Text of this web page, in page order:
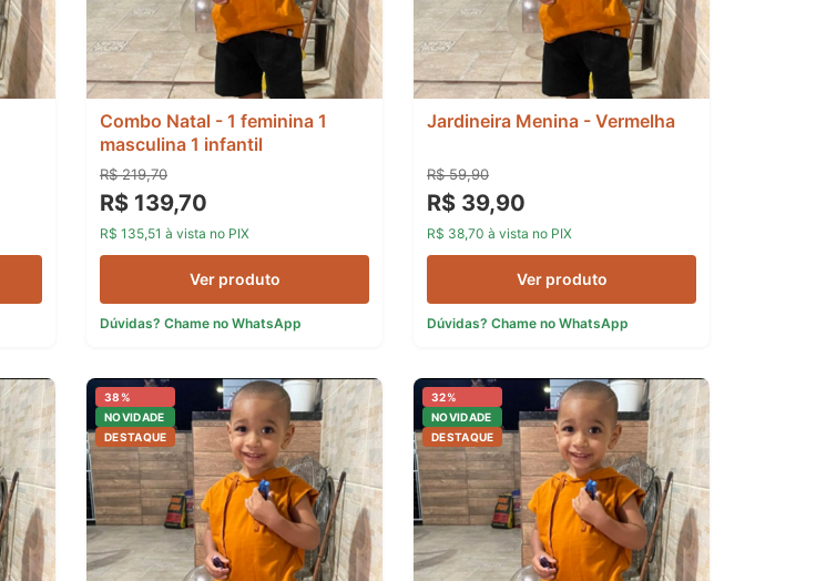
Combo Natal - 1 feminina 1
masculina 1 infantil
R$ 219,70
R$ 139,70
R$ 135,51 à vista no PIX
Ver produto
Dúvidas? Chame no WhatsApp
Jardineira Menina - Vermelha
R$ 59,90
R$ 39,90
R$ 38,70 à vista no PIX
Ver produto
Dúvidas? Chame no WhatsApp
38%
NOVIDADE
DESTAQUE
32%
NOVIDADE
DESTAQUE